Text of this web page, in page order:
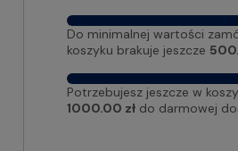
Do minimalnej wartości
koszyku brakuje jeszcze
Potrzebujesz jeszcze w
1000.00 zł do darmowej